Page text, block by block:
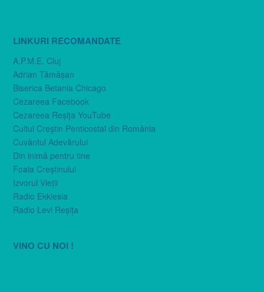
LINKURI RECOMANDATE
A.P.M.E. Cluj
Adrian Tămăşan
Biserica Betania Chicago
Cezareea Facebook
Cezareea Reşiţa YouTube
Cultul Creştin Penticostal din România
Cuvântul Adevărului
Din inimă pentru tine
Foaia Creştinului
Izvorul Vieţii
Radio Ekklesia
Radio Levi Reşiţa
VINO CU NOI !